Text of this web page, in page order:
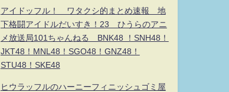
アイドッフル！ ワタクシ的まとめ速報 地
下格闘アイドルだいすき！23 ひうらのアニ
メ放送局101ちゃんねる BNK48 ！SNH48！
JKT48！MNL48！SGO48！GNZ48！
STU48！SKE48
ヒウラッフルのハーニーフィニッシュゴミ屋